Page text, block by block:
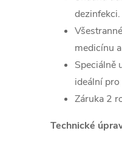
dezinfekci.
medicínu
Speciálně
ideální
Záruka 2
Technické